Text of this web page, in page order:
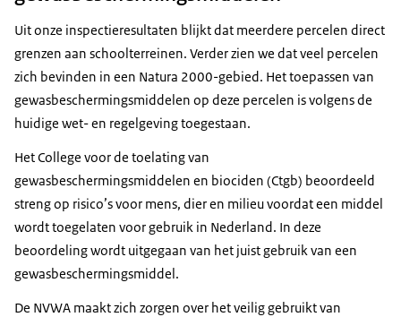
Uit onze inspectieresultaten blijkt dat meerdere percelen direct
grenzen aan schoolterreinen. Verder zien we dat veel percelen
zich bevinden in een Natura 2000-gebied. Het toepassen van
gewasbeschermingsmiddelen op deze percelen is volgens de
huidige wet- en regelgeving toegestaan.
Het College voor de toelating van
gewasbeschermingsmiddelen en biociden (Ctgb) beoordeeld
streng op risico’s voor mens, dier en milieu voordat een middel
wordt toegelaten voor gebruik in Nederland. In deze
beoordeling wordt uitgegaan van het juist gebruik van een
gewasbeschermingsmiddel.
De NVWA maakt zich zorgen over het veilig gebruikt van